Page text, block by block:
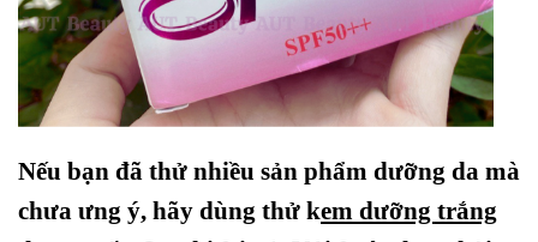
Nếu bạn đã thử nhiều sản phẩm dưỡng da mà
chưa ưng ý, hãy dùng thử kem dưỡng trắng